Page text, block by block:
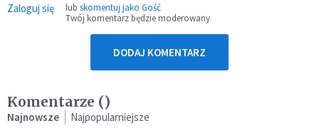
Zaloguj się lub skomentuj jako Gość
Twój komentarz będzie moderowany
DODAJ KOMENTARZ
Komentarze ()
Najnowsze Najpopularniejsze